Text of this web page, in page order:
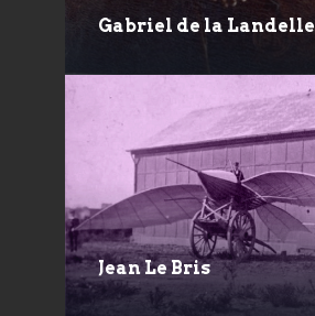
Gabriel de la Landelle
Jean Le Bris